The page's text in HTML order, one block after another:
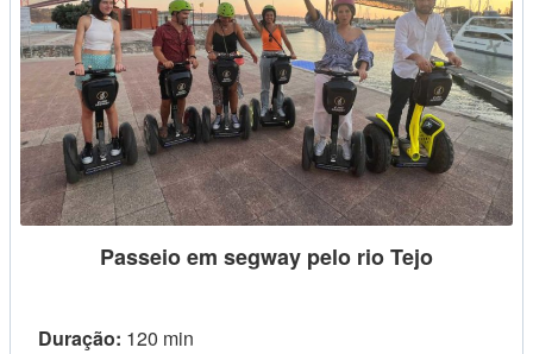
Passeio em segway pelo rio Tejo
Duração: 120 min